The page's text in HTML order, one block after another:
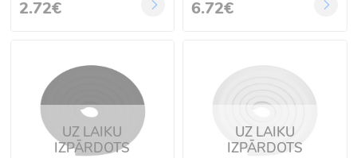
2.72€ 6.72€
UZ LAIKU
IZPĀRDOTS
UZ LAIKU
IZPĀRDOTS